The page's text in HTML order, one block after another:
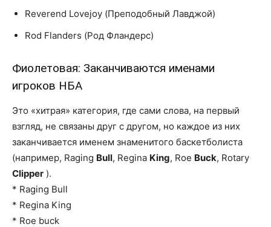
Reverend Lovejoy (Преподобный Лавджой)
Rod Flanders (Род Фландерс)
Фиолетовая: Заканчиваются именами
игроков НБА
Это «хитрая» категория, где сами слова, на первый
взгляд, не связаны друг с другом, но каждое из них
заканчивается именем знаменитого баскетболиста
(например, Raging Bull, Regina King, Roe Buck, Rotary
Clipper ).
* Raging Bull
* Regina King
* Roe buck